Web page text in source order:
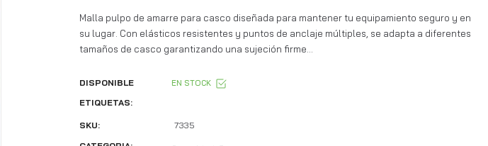
Malla pulpo de amarre para casco diseñada para mantener tu equipamiento seguro y en
su lugar. Con elásticos resistentes y puntos de anclaje múltiples, se adapta a diferentes
tamaños de casco garantizando una sujeción firme...
DISPONIBLE EN STOCK
ETIQUETAS:
SKU:
7335